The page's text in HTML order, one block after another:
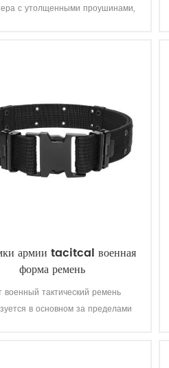
с утолщенными проушинами,
армии tacitcal военная
форма ремень
военный тактический ремень
в основном за пределами